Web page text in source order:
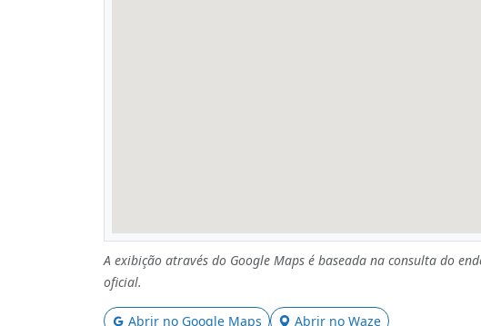
A exibição através do Google Maps é baseada na consulta do
oficial.
Abrir no Google Maps Abrir no Waze